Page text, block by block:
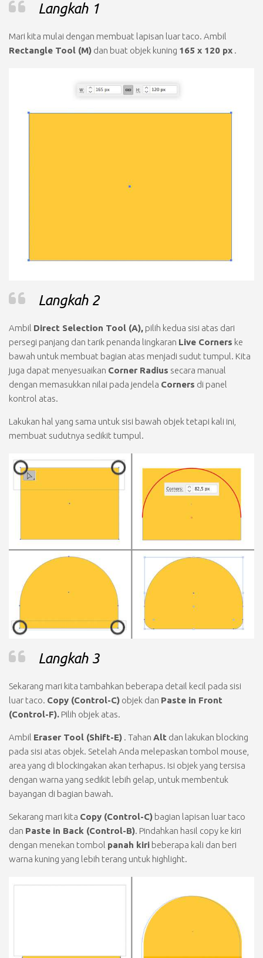
Langkah 1
Mari kita mulai dengan membuat lapisan luar taco. Ambil
Rectangle Tool (M) dan buat objek kuning 165 x 120 px .
Langkah 2
Ambil Direct Selection Tool (A), pilih kedua sisi atas dari
persegi panjang dan tarik penanda lingkaran Live Corners ke
bawah untuk membuat bagian atas menjadi sudut tumpul. Kita
juga dapat menyesuaikan Corner Radius secara manual
dengan memasukkan nilai pada jendela Corners di panel
kontrol atas.
Lakukan hal yang sama untuk sisi bawah objek tetapi kali ini,
membuat sudutnya sedikit tumpul.
Langkah 3
Sekarang mari kita tambahkan beberapa detail kecil pada sisi
luar taco. Copy (Control-C) objek dan Paste in Front
(Control-F). Pilih objek atas.
Ambil Eraser Tool (Shift-E) . Tahan Alt dan lakukan blocking
pada sisi atas objek. Setelah Anda melepaskan tombol mouse,
area yang di blockingakan akan terhapus. Isi objek yang tersisa
dengan warna yang sedikit lebih gelap, untuk membentuk
bayangan di bagian bawah.
Sekarang mari kita Copy (Control-C) bagian lapisan luar taco
dan Paste in Back (Control-B). Pindahkan hasil copy ke kiri
dengan menekan tombol panah kiri beberapa kali dan beri
warna kuning yang lebih terang untuk highlight.